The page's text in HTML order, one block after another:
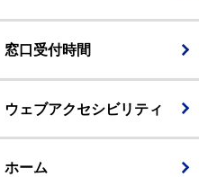
窓口受付時間
ウェブアクセシビリティ
ホーム